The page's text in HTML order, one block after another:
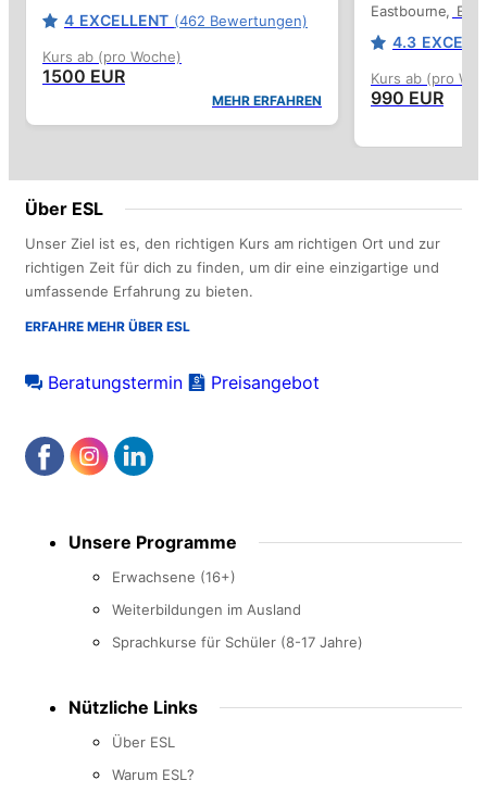
4 EXCELLENT (462 Bewertungen)
Kurs ab (pro Woche)
1500 EUR
MEHR ERFAHREN
Eastbourne
4.3
Kurs ab (pro
990 EUR
Über ESL
Unser Ziel ist es, den richtigen Kurs am richtigen Ort und zur
richtigen Zeit für dich zu finden, um dir eine einzigartige und
umfassende Erfahrung zu bieten.
ERFAHRE MEHR ÜBER ESL
Beratungstermin Preisangebot
menu Unsere Programme
Erwachsene (16+)
Weiterbildungen im Ausland
Sprachkurse für Schüler (8-17 Jahre)
Nützliche Links
Über ESL
Warum ESL?